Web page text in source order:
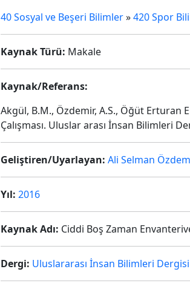
40 Sosyal ve Beşeri Bilimler»420 Spor
Kaynak Türü: Makale
Kaynak/Referans:
Akgül, B.M., Özdemir, A.S., Öğüt Erturan
Çalışması. Uluslar arası İnsan Bilimleri
Geliştiren/Uyarlayan: Ali Selman
Yıl: 2016
Kaynak Adı: Ciddi Boş Zaman
Dergi: Uluslararası İnsan Bilimleri Dergisi